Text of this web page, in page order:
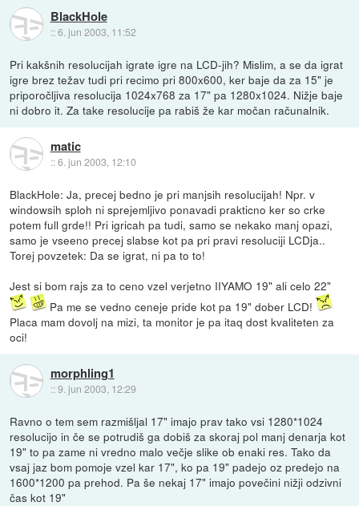
BlackHole
::6. jun 2003, 11:52
Pri kakšnih resolucijah igrate igre na LCD-jih? Mislim, a se da igrat
igre brez težav tudi pri recimo pri 800x600, ker baje da za 15" je
priporočljiva resolucija 1024x768 za 17" pa 1280x1024. Nižje baje
ni dobro it. Za take resolucije pa rabiš že kar močan računalnik.
matic
::6. jun 2003, 12:10
BlackHole: Ja, precej bedno je pri manjsih resolucijah! Npr. v
windowsih sploh ni sprejemljivo ponavadi prakticno ker so crke
potem full grde!! Pri igricah pa tudi, samo se nekako manj opazi,
samo je vseeno precej slabse kot pa pri pravi resoluciji LCDja..
Torej povzetek: Da se igrat, ni pa to to!
Jest si bom rajs za to ceno vzel verjetno IIYAMO 19" ali celo 22"
Pa me se vedno ceneje pride kot pa 19" dober LCD!
Placa mam dovolj na mizi, ta monitor je pa itaq dost kvaliteten za
oci!
morphling1
::9. jun 2003, 12:29
Ravno o tem sem razmišljal 17" imajo prav tako vsi 1280*1024
resolucijo in če se potrudiš ga dobiš za skoraj pol manj denarja kot
19" to pa zame ni vredno malo večje slike ob enaki res. Tako da
vsaj jaz bom pomoje vzel kar 17", ko pa 19" padejo oz predejo na
1600*1200 pa prehod. Pa še nekaj 17" imajo povečini nižji odzivni
čas kot 19"